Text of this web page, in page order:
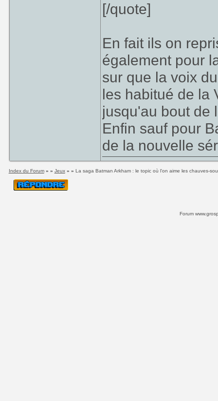
[/quote]
En fait ils on
également pour
sur que la voix
les habitué de la
jusqu'au bout de
Enfin sauf pour
de la nouvelle
Index du Forum» » Jeux» » La saga Batman Arkham : le topic où l'on aime les chauves-
Forum